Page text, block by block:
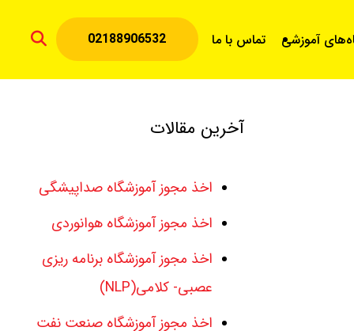
آموزشی تماس با ما 02188906532
آخرین مقالات
اخذ مجوز آموزشگاه صداپیشگی
اخذ مجوز آموزشگاه هوانوردی
اخذ مجوز آموزشگاه برنامه ریزی
عصبی- کلامی(NLP)
اخذ مجوز آموزشگاه صنعت نفت